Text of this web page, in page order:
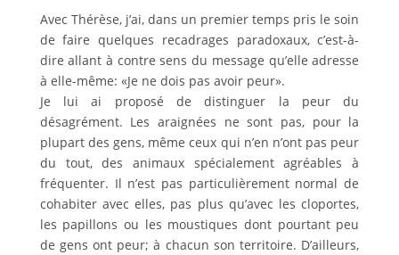
Avec Thérèse, j’ai, dans un premier temps pris le soin
de faire quelques recadrages paradoxaux, c’est-à-
dire allant à contre sens du message qu’elle adresse
à elle-même: «Je ne dois pas avoir peur».
Je lui ai proposé de distinguer la peur du
désagrément. Les araignées ne sont pas, pour la
plupart des gens, même ceux qui n’en n’ont pas peur
du tout, des animaux spécialement agréables à
fréquenter. Il n’est pas particulièrement normal de
cohabiter avec elles, pas plus qu’avec les cloportes,
les papillons ou les moustiques dont pourtant peu
de gens ont peur; à chacun son territoire. D’ailleurs,